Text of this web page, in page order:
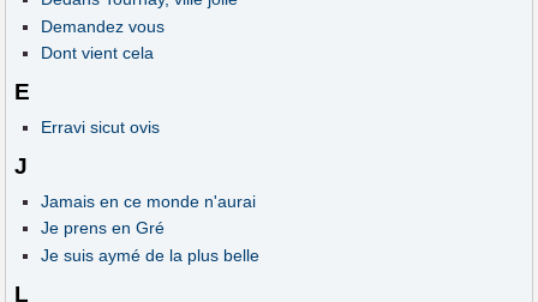
Demandez vous
Dont vient cela
E
Erravi sicut ovis
J
Jamais en ce monde n'aurai
Je prens en Gré
Je suis aymé de la plus belle
L